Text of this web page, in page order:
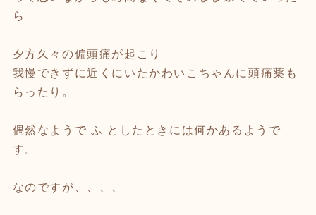
ら
夕方久々の偏頭痛が起こり
我慢できずに近くにいたかわいこちゃんに頭痛薬も
らったり。
偶然なようで ふ としたときには何かあるようで
す。
なのですが、、、、